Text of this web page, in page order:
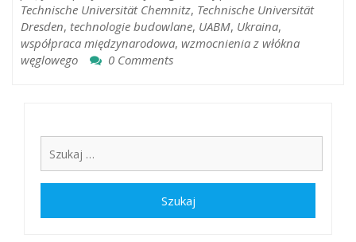
Technische Universität Chemnitz, Technische Universität
Dresden, technologie budowlane, UABM, Ukraina,
współpraca międzynarodowa, wzmocnienia z włókna
węglowego
0 Comments